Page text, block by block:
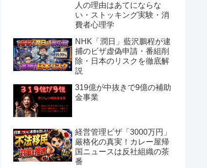
人の理由はあてにならな
い・ストッキング実験・消
費者心理学
NHK「潤日」藍沢鵬程が逮
捕のビザ虚偽申請・番組削
除・日本のリスクを徹底解
説
319億が中抜きで9億の補助
金事業
経営管理ビザ「3000万円」
厳格化の真実！カレー屋帰
国ニュースは反社組織の茶
番